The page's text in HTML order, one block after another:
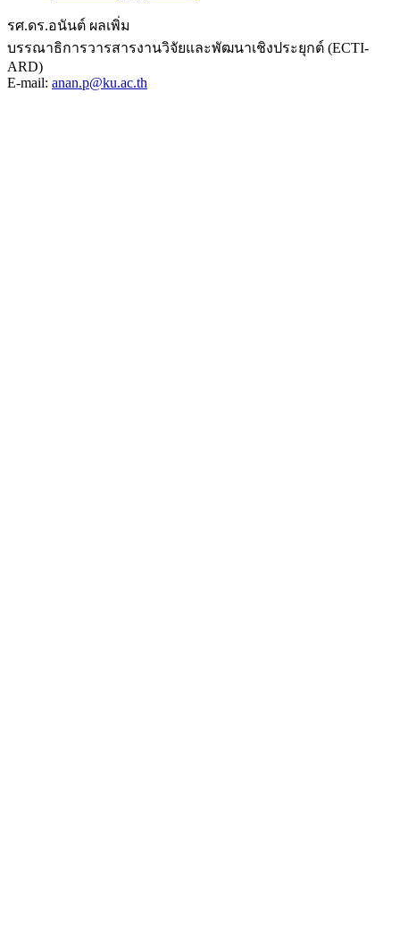
รศ.ดร.อนันต์ ผลเพิ่ม
บรรณาธิการวารสารงานวิจัยและพัฒนาเชิงประยุกต์ (ECTI-
ARD)
E-mail: anan.p@ku.ac.th